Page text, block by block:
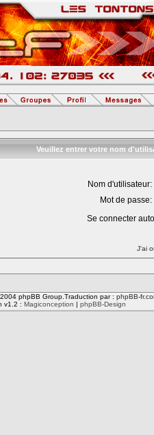
Veuillez entrer votre nom
Nom d'utilisateur:
Mot de passe:
Se connecter
J'ai
phpBB Group.Traduction par : phpBB-
v1.2 : Magiconception | phpBB-Design